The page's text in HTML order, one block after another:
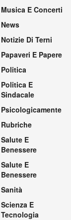
Musica E Concerti
News
Notizie Di Terni
Papaveri E Papere
Politica
Politica E
Sindacale
Psicologicamente
Rubriche
Salute E
Benessere
Salute E
Benessere
Sanità
Scienza E
Tecnologia